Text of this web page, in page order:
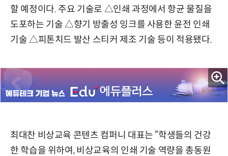
할 예정이다. 주요 기술로 △인쇄 과정에서 항균 물질을
도포하는 기술 △향기 방출성 잉크를 사용한 윤전 인쇄
기술 △피톤치드 발산 스티커 제조 기술 등이 적용됐다.
최대찬 비상교육 콘텐츠 컴퍼니 대표는 “학생들의 건강
한 학습을 위하여, 비상교육의 인쇄 기술 역량을 총동원